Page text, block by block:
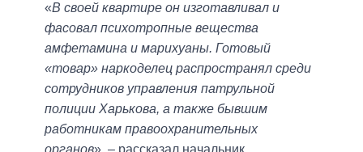
«В своей квартире он изготавливал и
фасовал психотропные вещества
амфетамина и марихуаны. Готовый
«товар» наркоделец распространял среди
сотрудников управления патрульной
полиции Харькова, а также бывшим
работникам правоохранительных